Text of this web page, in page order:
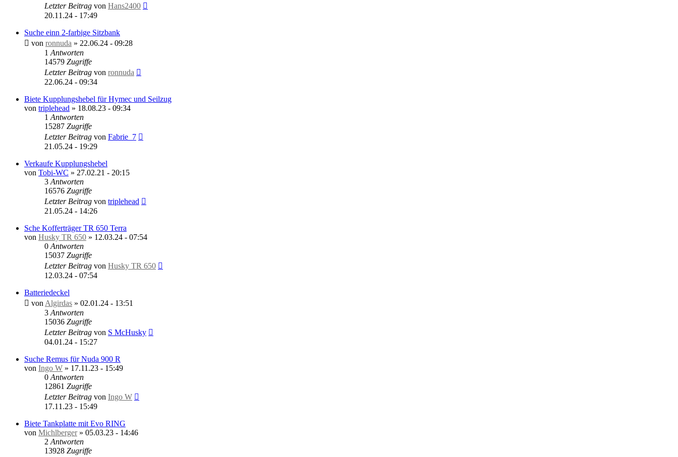
Letzter Beitrag von Hans2400
20.11.24 - 17:49
Suche einn 2-farbige Sitzbank
von ronnuda » 22.06.24 - 09:28
1 Antworten
14579 Zugriffe
Letzter Beitrag von ronnuda
22.06.24 - 09:34
Biete Kupplungshebel für Hymec und Seilzug
von triplehead » 18.08.23 - 09:34
1 Antworten
15287 Zugriffe
Letzter Beitrag von Fabrie_7
21.05.24 - 19:29
Verkaufe Kupplungshebel
von Tobi-WC » 27.02.21 - 20:15
3 Antworten
16576 Zugriffe
Letzter Beitrag von triplehead
21.05.24 - 14:26
Sche Kofferträger TR 650 Terra
von Husky TR 650 » 12.03.24 - 07:54
0 Antworten
15037 Zugriffe
Letzter Beitrag von Husky TR 650
12.03.24 - 07:54
Batteriedeckel
von Algirdas » 02.01.24 - 13:51
3 Antworten
15036 Zugriffe
Letzter Beitrag von S McHusky
04.01.24 - 15:27
Suche Remus für Nuda 900 R
von Ingo W » 17.11.23 - 15:49
0 Antworten
12861 Zugriffe
Letzter Beitrag von Ingo W
17.11.23 - 15:49
Biete Tankplatte mit Evo RING
von Michlberger» 05.03.23 - 14:46
2 Antworten
13928 Zugriffe